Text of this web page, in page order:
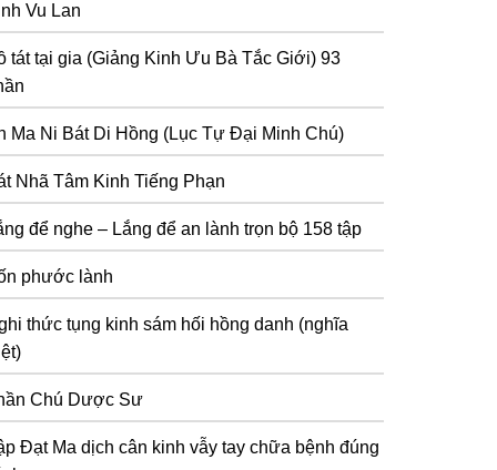
Vu Lan
tát tại gia (Giảng Kinh Ưu Bà Tắc Giới) 93
Ma Ni Bát Di Hồng (Lục Tự Đại Minh Chú)
Nhã Tâm Kinh Tiếng Phạn
để nghe – Lắng để an lành trọn bộ 158 tập
phước lành
thức tụng kinh sám hối hồng danh (nghĩa
Chú Dược Sư
Đạt Ma dịch cân kinh vẫy tay chữa bệnh đúng